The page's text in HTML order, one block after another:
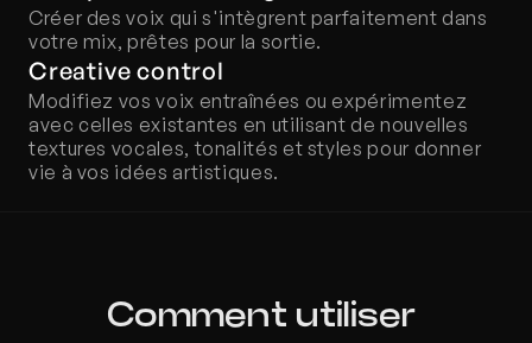
Créer des voix qui s'intègrent parfaitement dans
votre mix, prêtes pour la sortie.
Creative control
Modifiez vos voix entraînées ou expérimentez
avec celles existantes en utilisant de nouvelles
textures vocales, tonalités et styles pour donner
vie à vos idées artistiques.
Comment utiliser